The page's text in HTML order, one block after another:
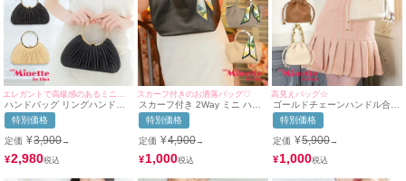
ハンドバッグ リングハンドル
サテン プリーツ チェーン
2Way
特別価格
定価 ¥3,900→
¥2,980
スカーフ付きのお洒落バッグ♡
スカーフ付き 2Way ミニ ハン
ドバッグ
特別価格
定価 ¥4,900→
¥1,000
高見えバッグ☆
ゴールドチェーンハンドル合皮
巾着2Wayミニバッグ
特別価格
定価 ¥5,900→
¥1,000